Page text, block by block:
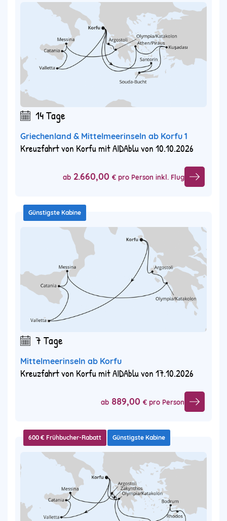
14 Tage
Griechenland & Mittelmeerinseln ab Korfu 1
Kreuzfahrt von Korfu mit AIDAblu von 10.10.2026
ab 2.660,00 € pro Person inkl. Flug
Günstigste Kabine
7 Tage
Mittelmeerinseln ab Korfu
Kreuzfahrt von Korfu mit AIDAblu von 17.10.2026
ab 889,00 € pro Person
600 € Frühbucher-Rabatt Günstigste Kabine